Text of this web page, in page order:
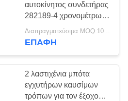
αυτοκίνητος συνδετήρας
282189-4 χρονομέτρων
δύναμης Tyco AMP
κατώτερος
Διαπραγματεύσιμα MOQ:100 ΜΟΝΑΔΕΣ
ΕΠΑΦΉ
2 λαστιχένια μπότα
εγχυτήρων καυσίμων
τρόπων για τον έξοχο